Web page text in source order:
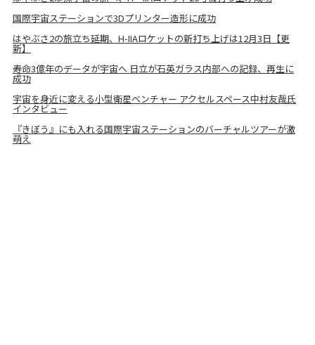
国際宇宙ステーションで3Dプリンター造形に成功
はやぶさ2の旅立ち延期、H-IIAロケットの新打ち上げは12月3日【更
新】
寿命3億年のデータが宇宙へ 日立が石英ガラス内部への記録、再生に
成功
宇宙を身近に変える小型衛星ベンチャー アクセルスペース中村友哉氏
インタビュー
『きぼう』にも入れる国際宇宙ステーションのバーチャルツアーが激
萌え